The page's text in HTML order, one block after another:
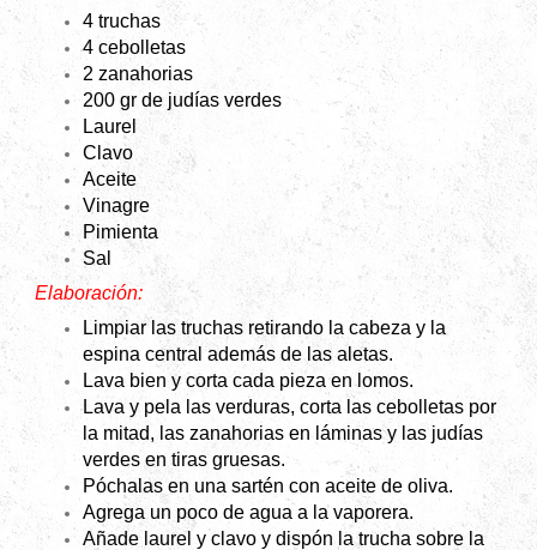
4 truchas
4 cebolletas
2 zanahorias
200 gr de judías verdes
Laurel
Clavo
Aceite
Vinagre
Pimienta
Sal
Elaboración:
Limpiar las truchas retirando la cabeza y la
espina central además de las aletas.
Lava bien y corta cada pieza en lomos.
Lava y pela las verduras, corta las cebolletas por
la mitad, las zanahorias en láminas y las judías
verdes en tiras gruesas.
Póchalas en una sartén con aceite de oliva.
Agrega un poco de agua a la vaporera.
Añade laurel y clavo y dispón la trucha sobre la